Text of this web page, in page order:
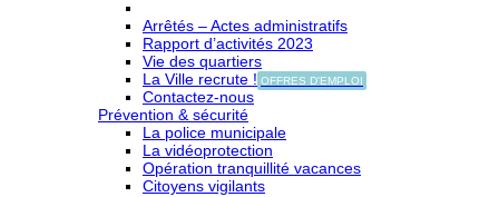
Arrêtés – Actes administratifs
Rapport d’activités 2023
Vie des quartiers
La Ville recrute ! OFFRES D'EMPLOI
Contactez-nous
Prévention & sécurité
La police municipale
La vidéoprotection
Opération tranquillité vacances
Citoyens vigilants